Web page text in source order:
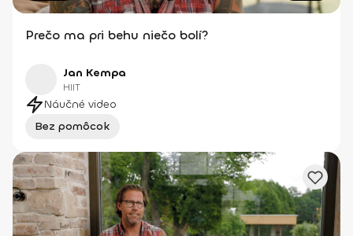
Prečo ma pri behu niečo bolí?
Jan Kempa
HIIT
Náučné video
Bez pomôcok